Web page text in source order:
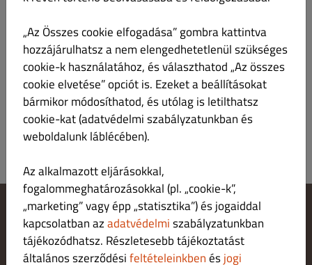
Hamburger menü Ft 3,890.00
hamburger, hasábburgonya, 0,33L dobozos üdítő
Cookie‑beállítások módosítása
Fordulj hozzánk!
Adatvédelmi irányelvek
„Az Összes cookie elfogadása” gombra kattintva
hozzájárulhatsz a nem elengedhetetlenül szükséges
cookie-k használatához, és választhatod „Az összes
cookie elvetése” opciót is. Ezeket a beállításokat
bármikor módosíthatod, és utólag is letilthatsz
cookie-kat (adatvédelmi szabályzatunkban és
weboldalunk láblécében).
Az alkalmazott eljárásokkal,
fogalommeghatározásokkal (pl. „cookie-k”,
„marketing” vagy épp „statisztika”) és jogaiddal
kapcsolatban azadatvédelmiszabályzatunkban
tájékozódhatsz. Részletesebb tájékoztatást
általános szerződésifeltételeinkbenésjogi